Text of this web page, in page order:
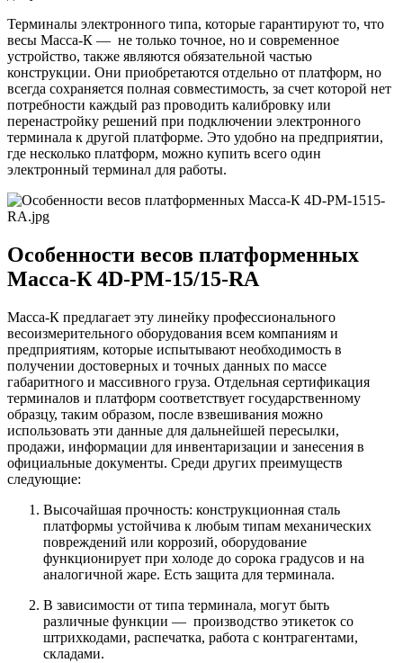
Терминалы электронного типа, которые гарантируют то, что
весы Масса-К — не только точное, но и современное
устройство, также являются обязательной частью
конструкции. Они приобретаются отдельно от платформ, но
всегда сохраняется полная совместимость, за счет которой нет
потребности каждый раз проводить калибровку или
перенастройку решений при подключении электронного
терминала к другой платформе. Это удобно на предприятии,
где несколько платформ, можно купить всего один
электронный терминал для работы.
Особенности весов платформенных
Масса-К 4D-PM-15/15-RA
Масса-К предлагает эту линейку профессионального
весоизмерительного оборудования всем компаниям и
предприятиям, которые испытывают необходимость в
получении достоверных и точных данных по массе
габаритного и массивного груза. Отдельная сертификация
терминалов и платформ соответствует государственному
образцу, таким образом, после взвешивания можно
использовать эти данные для дальнейшей пересылки,
продажи, информации для инвентаризации и занесения в
официальные документы. Среди других преимуществ
следующие:
Высочайшая прочность: конструкционная сталь
платформы устойчива к любым типам механических
повреждений или коррозий, оборудование
функционирует при холоде до сорока градусов и на
аналогичной жаре. Есть защита для терминала.
В зависимости от типа терминала, могут быть
различные функции — производство этикеток со
штрихкодами, распечатка, работа с контрагентами,
складами.